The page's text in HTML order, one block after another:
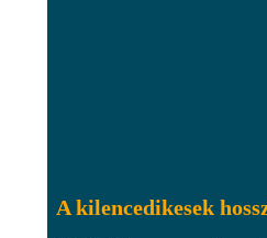
A kilencedikesek